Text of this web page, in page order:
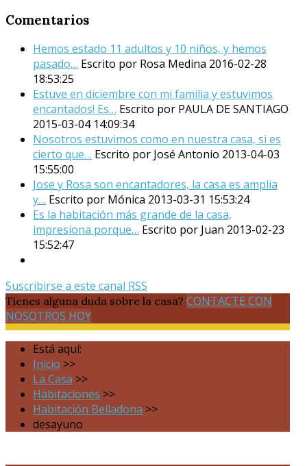
Comentarios
Hemos estado 11 adultos y 10 niños, y hemos
pasado… Escrito por Rosa Medina 2016-02-28
18:53:25
Estuve en diciembre con mi familia y estuvimos
encantados! Es… Escrito por PAULA DE SANTIAGO
2015-03-04 14:09:34
Nosotros estuvimos como en nuestra casa, si es
cierto que… Escrito por José Antonio 2013-04-03
15:55:00
Jose y Rosa son encantadores, la casa es amplia
y… Escrito por Mónica 2013-03-31 15:53:24
Es la habitación más grande de la casa,
impresiona porque… Escrito por Juan 2013-02-23
15:52:47
Suscribirse a este canal RSS
Tienes alguna duda sobre la casa? CONTACTE CON
NOSOTROS HOY
Está aquí:
Inicio >>
La Casa >>
Habitaciones >>
Habitación Belladona >>
desayuno